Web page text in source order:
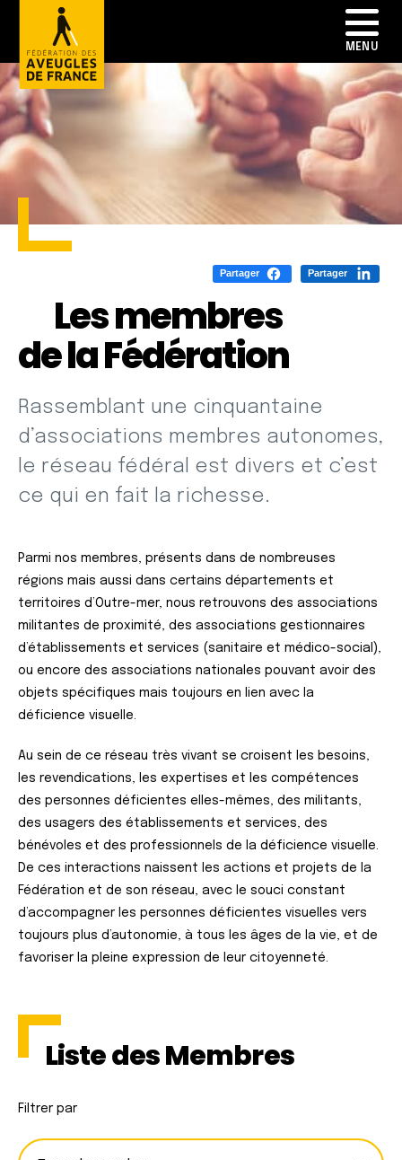
Partager Partager
Les membres
de la Fédération
‎⁣Rassemblant une cinquantaine
d’associations membres autonomes,
le réseau fédéral est divers et c’est
ce qui en fait la richesse.
Parmi nos membres, présents dans de nombreuses
régions mais aussi dans certains départements et
territoires d’Outre-mer, nous retrouvons des associations
militantes de proximité, des associations gestionnaires
d’établissements et services (sanitaire et médico-social),
ou encore des associations nationales pouvant avoir des
objets spécifiques mais toujours en lien avec la
déficience visuelle.
Au sein de ce réseau très vivant se croisent les besoins,
les revendications, les expertises et les compétences
des personnes déficientes elles-mêmes, des militants,
des usagers des établissements et services, des
bénévoles et des professionnels de la déficience visuelle.
De ces interactions naissent les actions et projets de la
Fédération et de son réseau, avec le souci constant
d’accompagner les personnes déficientes visuelles vers
toujours plus d’autonomie, à tous les âges de la vie, et de
favoriser la pleine expression de leur citoyenneté.
Liste des Membres
Filtrer par
T